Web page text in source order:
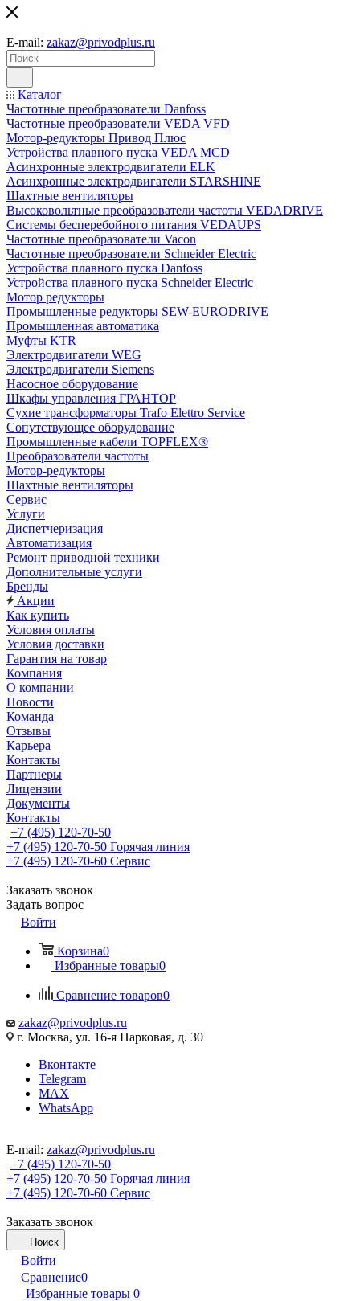
E-mail: zakaz@privodplus.ru
Каталог
Частотные преобразователи Danfoss
Частотные преобразователи VEDA VFD
Мотор-редукторы Привод Плюс
Устройства плавного пуска VEDA MCD
Асинхронные электродвигатели ELK
Асинхронные электродвигатели STARSHINE
Шахтные вентиляторы
Высоковольтные преобразователи частоты VEDADRIVE
Системы бесперебойного питания VEDAUPS
Частотные преобразователи Vacon
Частотные преобразователи Schneider Electric
Устройства плавного пуска Danfoss
Устройства плавного пуска Schneider Electric
Мотор редукторы
Промышленные редукторы SEW-EURODRIVE
Промышленная автоматика
Муфты KTR
Электродвигатели WEG
Электродвигатели Siemens
Насосное оборудование
Шкафы управления ГРАНТОР
Сухие трансформаторы Trafo Elettro Service
Сопутствующее оборудование
Промышленные кабели TOPFLEX®
Преобразователи частоты
Мотор-редукторы
Шахтные вентиляторы
Сервис
Услуги
Диспетчеризация
Автоматизация
Ремонт приводной техники
Дополнительные услуги
Бренды
Акции
Как купить
Условия оплаты
Условия доставки
Гарантия на товар
Компания
О компании
Новости
Команда
Отзывы
Карьера
Контакты
Партнеры
Лицензии
Документы
Контакты
+7 (495) 120-70-50
+7 (495) 120-70-50 Горячая линия
+7 (495) 120-70-60 Сервис
Заказать звонок
Задать вопрос
Войти
Корзина0
Избранные товары0
Сравнение товаров0
zakaz@privodplus.ru
г. Москва, ул. 16-я Парковая, д. 30
Вконтакте
Telegram
MAX
WhatsApp
E-mail: zakaz@privodplus.ru
+7 (495) 120-70-50
+7 (495) 120-70-50 Горячая линия
+7 (495) 120-70-60 Сервис
Заказать звонок
Поиск
Войти
Сравнение0
Избранные товары 0